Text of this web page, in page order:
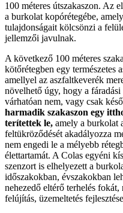
100 méteres útszakaszon. Az
a burkolat kopórétegébe,
tulajdonságait kölcsönzi a
jellemzői javulnak.
A következő 100 méteres
kötőrétegben egy természetes
amellyel az aszfaltkeverék
növelhető úgy, hogy a
várhatóan nem, vagy csak
harmadik szakaszon egy
terítettek le, amely a burkolat
feltükröződését akadályozza
nem engedi le a mélyebb
élettartamát. A Colas egyéni
szenzort is elhelyezett a
időszakokban, évszakokban
nehezedő eltérő terhelés
felújítás, üzemeltetés